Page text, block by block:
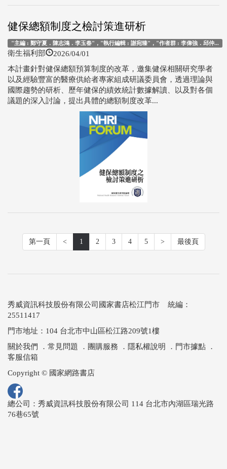
健保總額制度之檢討策進研析
"主編 : 鄭守夏．陳志鴻．李玉春"，"執行編輯 : 謝宛臻"，"作者群 : 李偉強．邱仲...
衛生福利部 2026/04/01
本計畫針對健保總額預算制度的改革，邀集健保相關研究學者
以及經驗豐富的醫療供給者專家組成研議委員會，透過理論與
國際趨勢的研析、歷年健保的績效統計數據解讀、以及對各個
議題的深入討論，提出具體的總額制度改革...
第一頁 < 1 2 3 4 5 > 最後頁
秀威資訊科技股份有限公司國家書店松江門市 統編：
25511417
門市地址：104 台北市中山區松江路209號1樓
關於我們
． 常見問題 ． 團購服務 ． 隱私權說明 ． 門市據點 ．
客服信箱
Copyright © 國家網路書店
總公司：秀威資訊科技股份有限公司 114 台北市內湖區瑞光路
76巷65號